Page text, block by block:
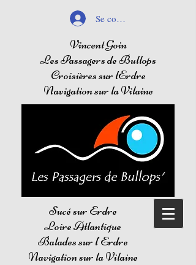
Se connecter
Vincent Goin
Les Passagers de Bullops
Croisières sur lErdre
Navigation sur la Vilaine
Sucé sur Erdre
Loire Atlantique
Balades sur l'Erdre
Navigation sur la Vilaine